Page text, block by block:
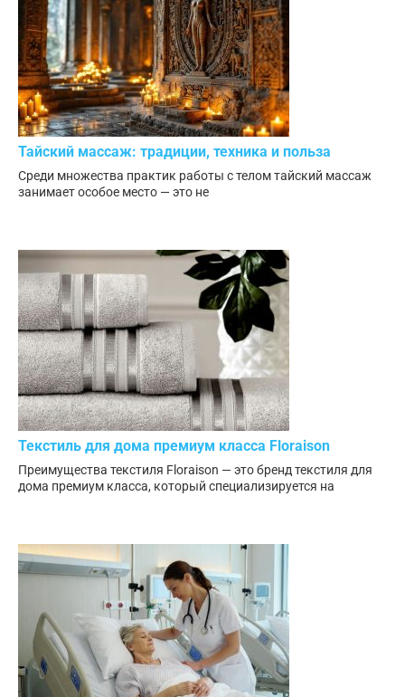
Тайский массаж: традиции, техника и польза
Среди множества практик работы с телом тайский массаж
занимает особое место — это не
Текстиль для дома премиум класса Floraison
Преимущества текстиля Floraison — это бренд текстиля для
дома премиум класса, который специализируется на